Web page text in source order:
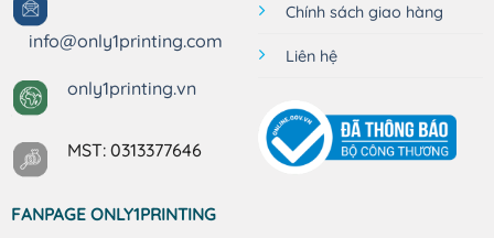
info@only1printing.com
only1printing.vn
MST: 0313377646
Chính sách giao hàng
Liên hệ
FANPAGE ONLY1PRINTING